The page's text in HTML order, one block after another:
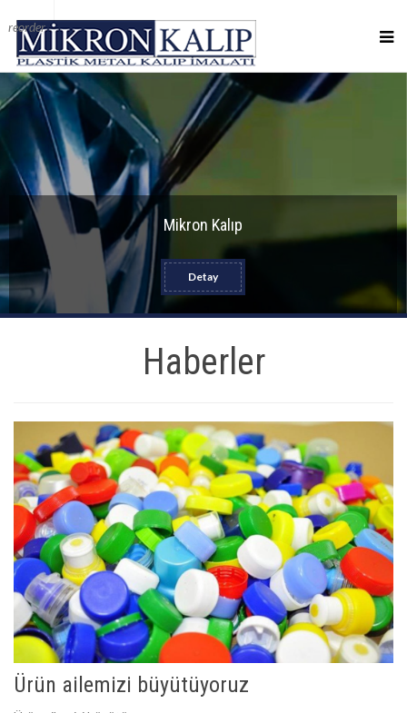
reorder
Mikron Kalıp
Detay
Haberler
Ürün ailemizi büyütüyoruz